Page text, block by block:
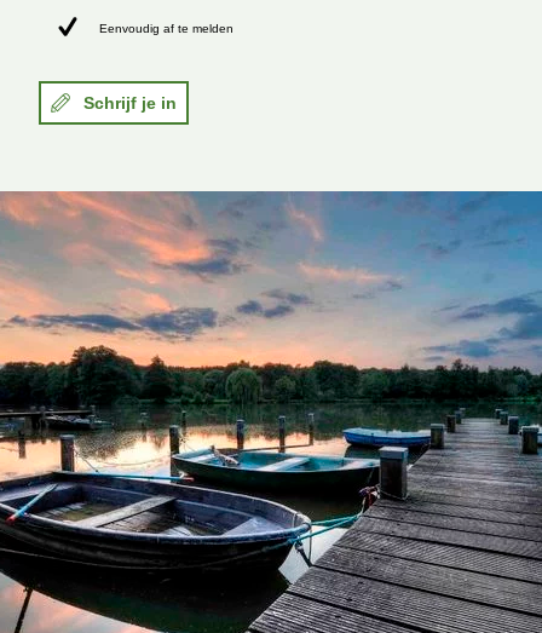
Eenvoudig af te melden
Schrijf je in